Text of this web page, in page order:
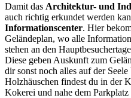
Damit das Architektur- und
auch richtig erkundet werden
Informationscenter. Hier
Geländeplan, wo alle
stehen an den
Diese geben Auskunft zum
dir sonst noch alles auf der
Holzhäuschen findest du in der
Kokerei und nahe dem Parkplatz